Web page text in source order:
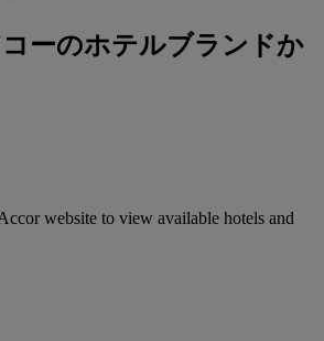
ーのホテルブランドか
website to view available hotels and